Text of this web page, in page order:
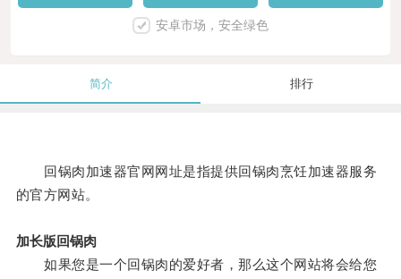
安卓市场，安全绿色
简介 排行
回锅肉加速器官网网址是指提供回锅肉烹饪加速器服务
的官方网站。
加长版回锅肉
如果您是一个回锅肉的爱好者，那么这个网站将会给您